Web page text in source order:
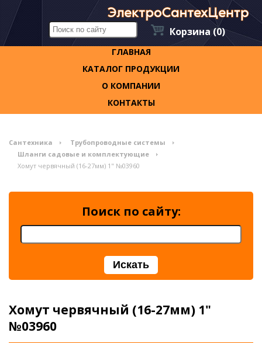
Корзина (0)
ГЛАВНАЯ
КАТАЛОГ ПРОДУКЦИИ
О КОМПАНИИ
КОНТАКТЫ
Сантехника
Трубопроводные системы
Шланги садовые и комплектующие
Хомут червячный (16-27мм) 1" №03960
Поиск по сайту:
Хомут червячный (16-27мм) 1"
№03960